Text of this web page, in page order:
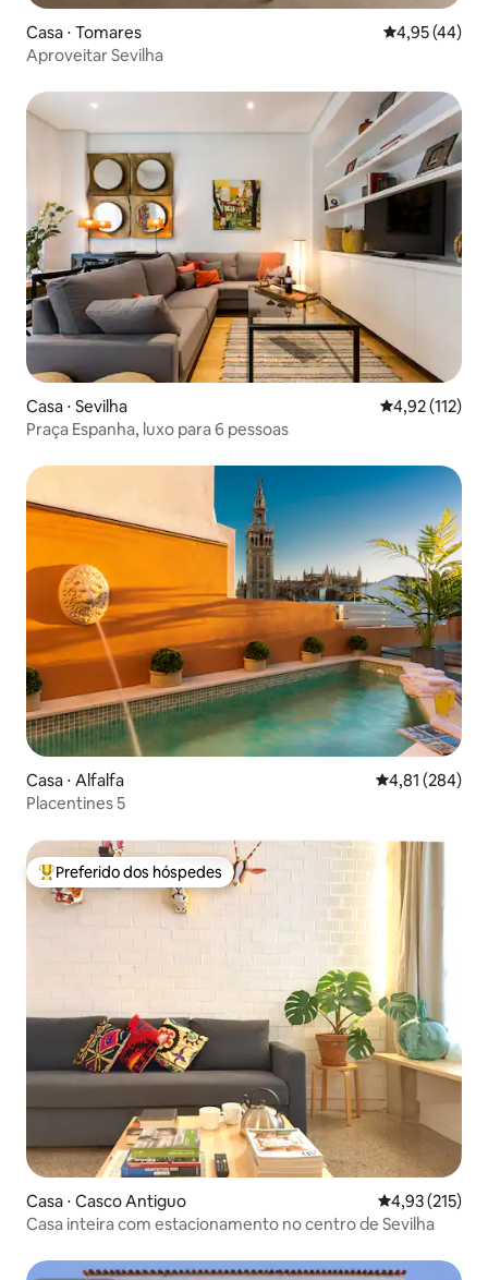
Casa ⋅ Tomares 4,95 de uma
4,95 (44)
Aproveitar Sevilha
Casa ⋅ Sevilha 4,92 de uma
4,92 (112)
Praça Espanha, luxo para 6 pessoas
Casa ⋅ Alfalfa 4,81 de uma
4,81 (284)
Placentines 5
Entre os melhores preferidos dos hóspedes
Preferido dos hóspedes
Casa ⋅ Casco Antiguo 4,93 de uma
4,93 (215)
Casa inteira com estacionamento no centro de Sevilha